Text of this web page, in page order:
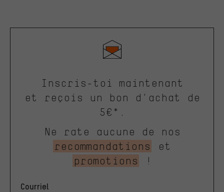
Inscris-toi maintenant
et reçois un bon d'achat de
5€*.
Ne rate aucune de nos
recommandations
et
promotions
!
Courriel